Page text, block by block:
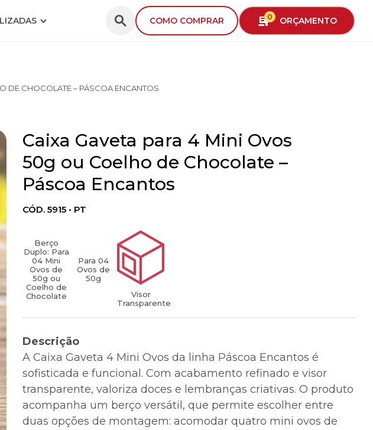
COMO COMPRAR 0 ORÇAMENTO
DE CHOCOLATE – PÁSCOA ENCANTOS
Caixa Gaveta para 4 Mini Ovos
50g ou Coelho de Chocolate –
Páscoa Encantos
CÓD. 5915 • PT
Berço
Duplo: Para
04 Mini
Ovos de
50g ou
Coelho de
Chocolate
Para 04
Ovos de
50g
Visor
Transparente
Descrição
A Caixa Gaveta 4 Mini Ovos da linha Páscoa Encantos é
sofisticada e funcional. Com acabamento refinado e visor
transparente, valoriza doces e lembranças criativas. O produto
acompanha um berço versátil, que permite escolher entre
duas opções de montagem: acomodar quatro mini ovos de